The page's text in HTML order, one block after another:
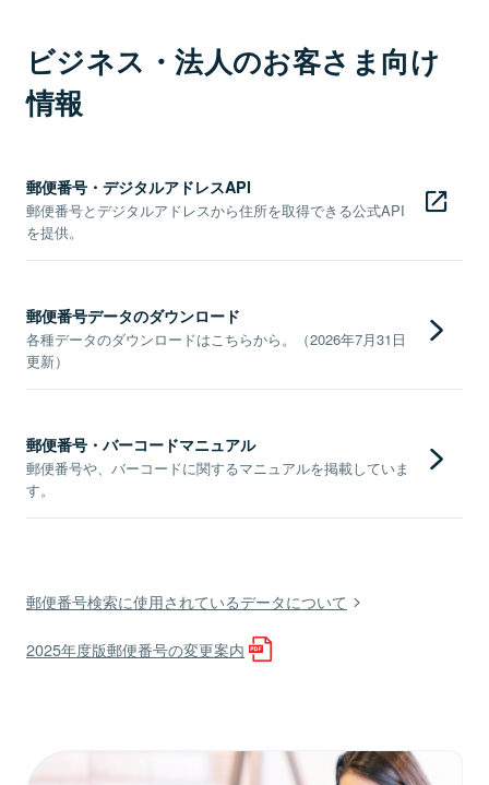
ビジネス・法人のお客さま向け
情報
郵便番号・デジタルアドレスAPI
郵便番号とデジタルアドレスから住所を取得できる公式API
を提供。
郵便番号データのダウンロード
各種データのダウンロードはこちらから。（2026年7月31日
更新）
郵便番号・バーコードマニュアル
郵便番号や、バーコードに関するマニュアルを掲載していま
す。
郵便番号検索に使用されているデータについて
2025年度版郵便番号の変更案内